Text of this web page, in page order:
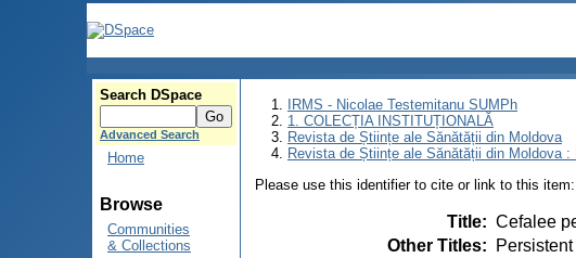
Search DSpace
Advanced Search
Home
Browse
Communities
& Collections
IRMS - Nicolae Testemitanu SUMPh
1. COLECȚIA INSTITUȚIONALĂ
Revista de Științe ale Sănătății din Moldova
Revista de Științe ale Sănătății din Moldova
Please use this identifier to cite or link to this item:
Title: Cefalee
Other Titles: